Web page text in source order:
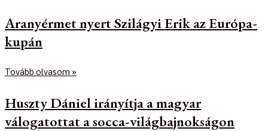
Aranyérmet nyert Szilágyi Erik az Európa-
kupán
Tovább olvasom »
Huszty Dániel irányítja a magyar
válogatottat a socca-világbajnokságon